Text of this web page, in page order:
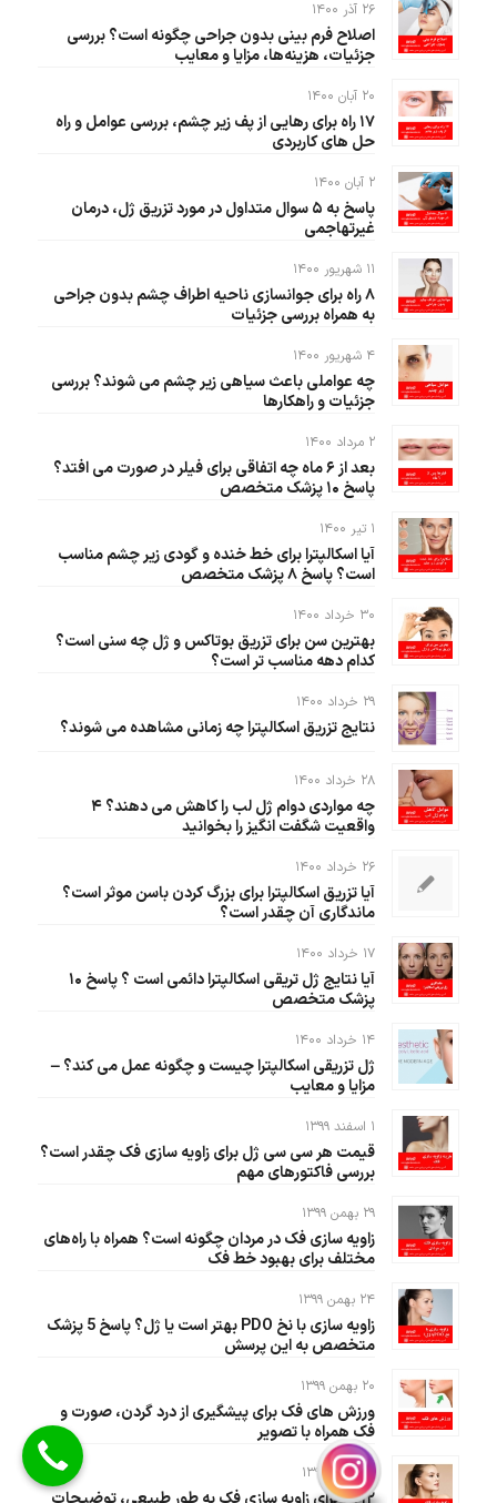
۲۶ آذر ۱۴۰۰
اصلاح فرم بینی بدون جراحی چگونه است؟ بررسی
جزئیات، هزینه‌ها، مزایا و معایب
۲۰ آبان ۱۴۰۰
۱۷ راه برای رهایی از پف زیر چشم، بررسی عوامل و راه
حل های کاربردی
۲ آبان ۱۴۰۰
پاسخ به ۵ سوال متداول در مورد تزریق ژل، درمان
غیرتهاجمی
۱۱ شهریور ۱۴۰۰
۸ راه برای جوانسازی ناحیه اطراف چشم بدون جراحی
به همراه بررسی جزئیات
۴ شهریور ۱۴۰۰
چه عواملی باعث سیاهی زیر چشم می شوند؟ بررسی
جزئیات و راهکارها
۲ مرداد ۱۴۰۰
بعد از ۶ ماه چه اتفاقی برای فیلر در صورت می افتد؟
پاسخ ۱۰ پزشک متخصص
۱ تیر ۱۴۰۰
آیا اسکالپترا برای خط خنده و گودی زیر چشم مناسب
است؟ پاسخ ۸ پزشک متخصص
۳۰ خرداد ۱۴۰۰
بهترین سن برای تزریق بوتاکس و ژل چه سنی است؟
کدام دهه مناسب تر است؟
۲۹ خرداد ۱۴۰۰
نتایج تزریق اسکالپترا چه زمانی مشاهده می شوند؟
۲۸ خرداد ۱۴۰۰
چه مواردی دوام ژل لب را کاهش می دهند؟ ۴
واقعیت شگفت انگیز را بخوانید
۲۶ خرداد ۱۴۰۰
آیا تزریق اسکالپترا برای بزرگ کردن باسن موثر است؟
ماندگاری آن چقدر است؟
۱۷ خرداد ۱۴۰۰
آیا نتایج ژل تریقی اسکالپترا دائمی است ؟ پاسخ ۱۰
پزشک متخصص
۱۴ خرداد ۱۴۰۰
ژل تزریقی اسکالپترا چیست و چگونه عمل می کند؟ –
مزایا و معایب
۱ اسفند ۱۳۹۹
قیمت هر سی سی ژل برای زاویه سازی فک چقدر است؟
بررسی فاکتورهای مهم
۲۹ بهمن ۱۳۹۹
زاویه سازی فک در مردان چگونه است؟ همراه با راه‌های
مختلف برای بهبود خط فک
۲۴ بهمن ۱۳۹۹
زاویه سازی با نخ PDO بهتر است یا ژل؟ پاسخ 5 پزشک
متخصص به این پرسش
۲۰ بهمن ۱۳۹۹
ورزش های فک برای پیشگیری از درد گردن، صورت و
فک همراه با تصویر
۱۷ بهمن ۱۳۹۹